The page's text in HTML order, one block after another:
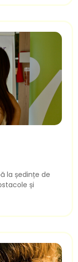
la ședințe de
și